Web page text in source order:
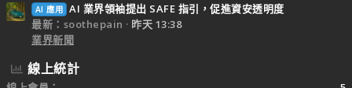
AI 應用 AI 業界領袖提出 SAFE 指引，促進資安透明度
最新：soothepain
昨天 13:38
業界新聞
線上統計